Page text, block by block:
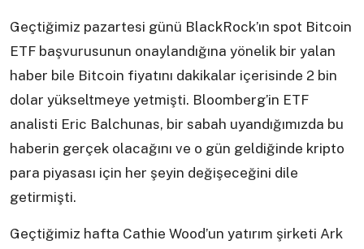
Geçtiğimiz pazartesi günü BlackRock’ın spot Bitcoin
ETF başvurusunun onaylandığına yönelik bir yalan
haber bile Bitcoin fiyatını dakikalar içerisinde 2 bin
dolar yükseltmeye yetmişti. Bloomberg’in ETF
analisti Eric Balchunas, bir sabah uyandığımızda bu
haberin gerçek olacağını ve o gün geldiğinde kripto
para piyasası için her şeyin değişeceğini dile
getirmişti.
Geçtiğimiz hafta Cathie Wood’un yatırım şirketi Ark